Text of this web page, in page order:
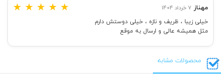
مهناز 7 خرداد 1404 ★ ★ ★ ★ ★
خیلی زیبا ، ظریف و نازه ، خیلی دوستش دارم
مثل همیشه عالی و ارسال به موقع
محصولات مشابه